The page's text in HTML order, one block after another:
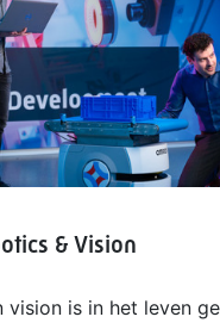
& Vision
vision is in het leven